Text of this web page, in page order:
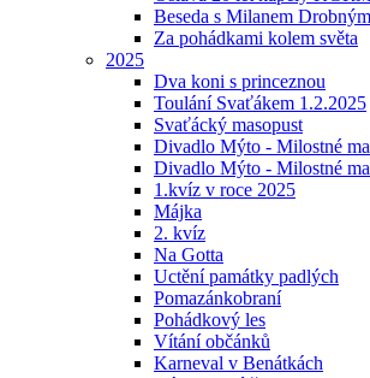
Beseda s Milanem Drobným
Za pohádkami kolem světa
2025
Dva koni s princeznou
Toulání Svaťákem 1.2.2025
Svaťácký masopust
Divadlo Mýto - Milostné
Divadlo Mýto - Milostné
1.kvíz v roce 2025
Májka
2. kvíz
Na Gotta
Uctění památky padlých
Pomazánkobraní
Pohádkový les
Vítání občánků
Karneval v Benátkách